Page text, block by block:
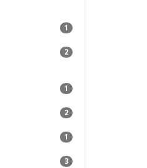
1
2
1
2
1
3